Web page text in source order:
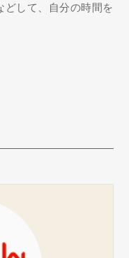
どして、自分の時間を